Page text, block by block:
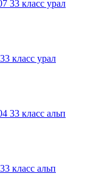
класс урал
класс альп